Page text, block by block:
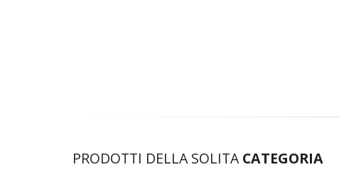
PRODOTTI DELLA SOLITACATEGORIA